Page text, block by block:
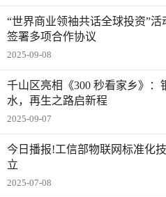
“世界商业领袖共话全球投资”活
签署多项合作协议
2025-09-08
千山区亮相《300 秒看家乡》：
水，再生之路启新程
2025-09-07
今日播报!工信部物联网标准化
立
2025-07-08